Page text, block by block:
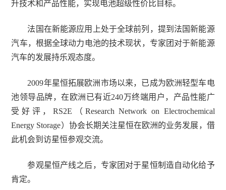
升技术和产品性能，实现电池超级性价比目标。
法国在新能源应用上处于全球前列，提到法国新能源
汽车，根据全球动力电池的技术现状，专家团对于新能源
汽车的发展持乐观态度。
2009年星恒拓展欧洲市场以来，已成为欧洲轻型车电
池领导品牌，在欧洲已有近240万终端用户，产品性能广
受好评，RS2E （Research Network on Electrochemical
Energy Storage）协会长期关注星恒在欧洲的业务发展，借
此机会到访星恒参观交流。
参观星恒产线之后，专家团对于星恒制造自动化给予
肯定。